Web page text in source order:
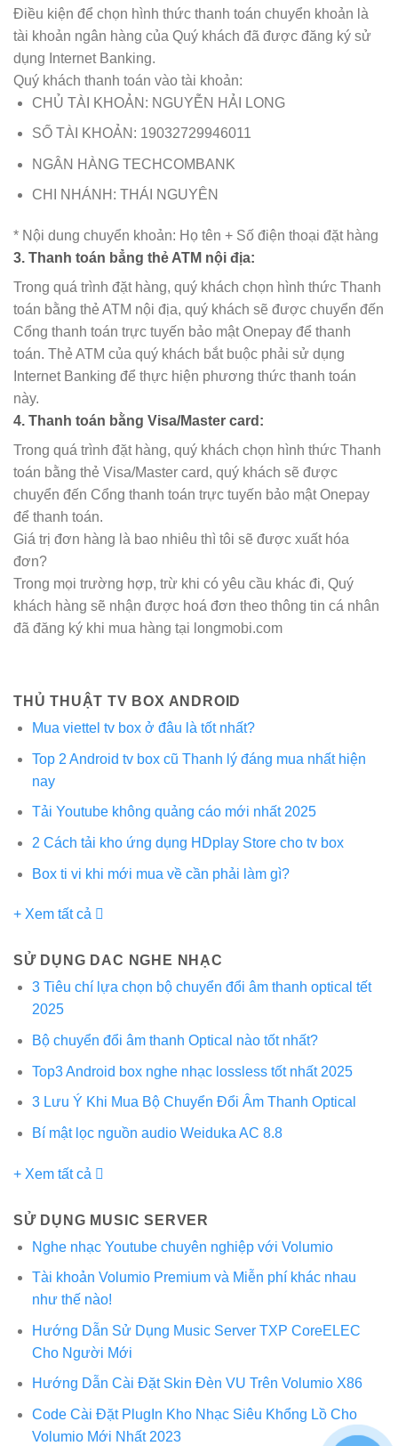
Điều kiện để chọn hình thức thanh toán chuyển khoản là
tài khoản ngân hàng của Quý khách đã được đăng ký sử
dụng Internet Banking.
Quý khách thanh toán vào tài khoản:
CHỦ TÀI KHOẢN: NGUYỄN HẢI LONG
SỐ TÀI KHOẢN: 19032729946011
NGÂN HÀNG TECHCOMBANK
CHI NHÁNH: THÁI NGUYÊN
* Nội dung chuyển khoản: Họ tên + Số điện thoại đặt hàng
3. Thanh toán bẳng thẻ ATM nội địa:
Trong quá trình đặt hàng, quý khách chọn hình thức Thanh
toán bằng thẻ ATM nội địa, quý khách sẽ được chuyển đến
Cổng thanh toán trực tuyến bảo mật Onepay để thanh
toán. Thẻ ATM của quý khách bắt buộc phải sử dụng
Internet Banking để thực hiện phương thức thanh toán
này.
4. Thanh toán bằng Visa/Master card:
Trong quá trình đặt hàng, quý khách chọn hình thức Thanh
toán bằng thẻ Visa/Master card, quý khách sẽ được
chuyển đến Cổng thanh toán trực tuyến bảo mật Onepay
để thanh toán.
Giá trị đơn hàng là bao nhiêu thì tôi sẽ được xuất hóa
đơn?
Trong mọi trường hợp, trừ khi có yêu cầu khác đi, Quý
khách hàng sẽ nhận được hoá đơn theo thông tin cá nhân
đã đăng ký khi mua hàng tại longmobi.com
THỦ THUẬT TV BOX ANDROID
Mua viettel tv box ở đâu là tốt nhất?
Top 2 Android tv box cũ Thanh lý đáng mua nhất hiện
nay
Tải Youtube không quảng cáo mới nhất 2025
2 Cách tải kho ứng dụng HDplay Store cho tv box
Box ti vi khi mới mua về cần phải làm gì?
+ Xem tất cả
SỬ DỤNG DAC NGHE NHẠC
3 Tiêu chí lựa chọn bộ chuyển đổi âm thanh optical tết
2025
Bộ chuyển đổi âm thanh Optical nào tốt nhất?
Top3 Android box nghe nhạc lossless tốt nhất 2025
3 Lưu Ý Khi Mua Bộ Chuyển Đổi Âm Thanh Optical
Bí mật lọc nguồn audio Weiduka AC 8.8
+ Xem tất cả
SỬ DỤNG MUSIC SERVER
Nghe nhạc Youtube chuyên nghiệp với Volumio
Tài khoản Volumio Premium và Miễn phí khác nhau
như thế nào!
Hướng Dẫn Sử Dụng Music Server TXP CoreELEC
Cho Người Mới
Hướng Dẫn Cài Đặt Skin Đèn VU Trên Volumio X86
Code Cài Đặt PlugIn Kho Nhạc Siêu Khổng Lồ Cho
Volumio Mới Nhất 2023